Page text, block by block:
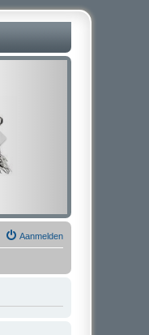
Aanmelden